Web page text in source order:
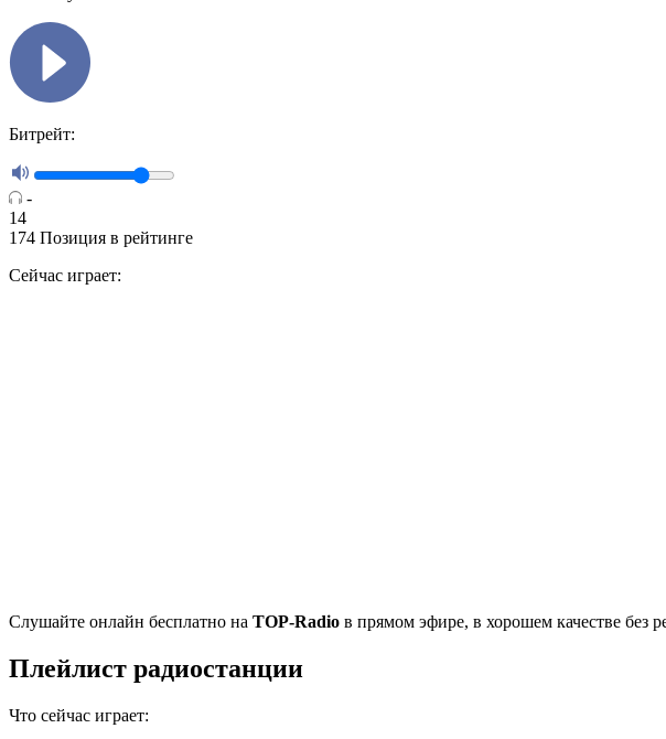
Битрейт:
-
14
174 Позиция в рейтинге
Сейчас играет:
Cлушайте онлайн бесплатно на TOP-Radio в прямом эфире, в хорошем качестве без
Плейлист радиостанции
Что сейчас играет: